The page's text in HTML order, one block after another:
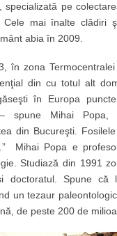
specializată pe
Cele mai înalte clădiri
abia în 2009.
în zona
din cu totul alt
în Europa
spune Mihai Popa,
din Bucureşti.
Mihai Popa e
Studiază din 1991
doctoratul. Spune că
un tezaur
de peste 200 de